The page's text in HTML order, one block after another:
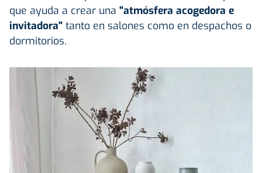
que ayuda a crear una "atmósfera acogedora e
invitadora" tanto en salones como en despachos o
dormitorios.